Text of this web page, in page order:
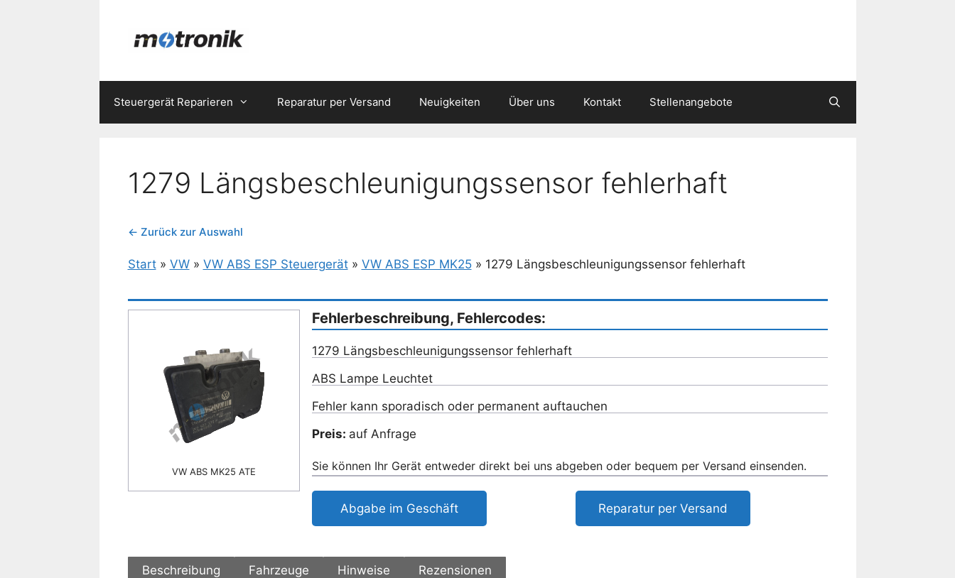
Steuergerät Reparieren Reparatur per Versand Neuigkeiten Über uns Kontakt Stellenangebote
1279 Längsbeschleunigungssensor fehlerhaft
← Zurück zur Auswahl
Start» VW» VW ABS ESP Steuergerät» VW ABS ESP MK25» 1279 Längsbeschleunigungssensor fehlerhaft
VW ABS MK25 ATE
Fehlerbeschreibung, Fehlercodes:
1279 Längsbeschleunigungssensor fehlerhaft
ABS Lampe Leuchtet
Fehler kann sporadisch oder permanent auftauchen
Preis: auf Anfrage
Sie können Ihr Gerät entweder direkt bei uns abgeben oder bequem per Versand einsenden.
Abgabe im Geschäft Reparatur per Versand
Beschreibung Fahrzeuge Hinweise Rezensionen